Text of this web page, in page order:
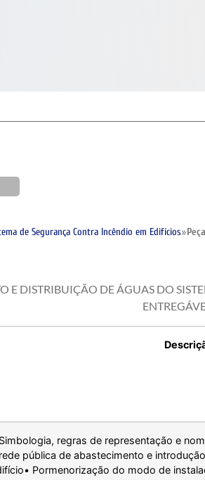
de Segurança Contra Incêndio em Edifícios»
E DISTRIBUIÇÃO DE ÁGUAS DO
regras de representação e
pública de abastecimento e
Pormenorização do modo de